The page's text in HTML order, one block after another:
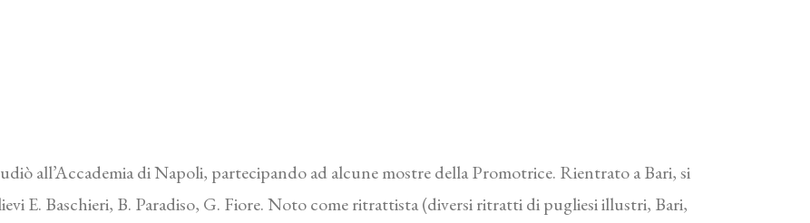
all’Accademia di Napoli, partecipando ad alcune mostre della Promotrice. Rientrato a Bari, si
E. Baschieri, B. Paradiso, G. Fiore. Noto come ritrattista (diversi ritratti di pugliesi illustri, Bari,